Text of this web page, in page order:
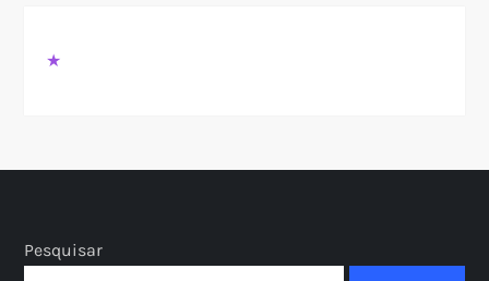
★
Pesquisar